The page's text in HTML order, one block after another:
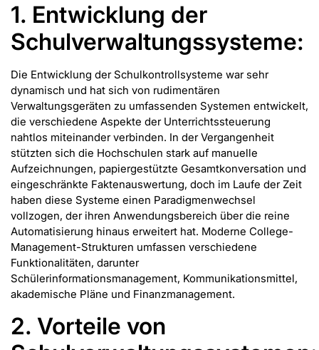
1. Entwicklung der
Schulverwaltungssysteme:
Die Entwicklung der Schulkontrollsysteme war sehr
dynamisch und hat sich von rudimentären
Verwaltungsgeräten zu umfassenden Systemen entwickelt,
die verschiedene Aspekte der Unterrichtssteuerung
nahtlos miteinander verbinden. In der Vergangenheit
stützten sich die Hochschulen stark auf manuelle
Aufzeichnungen, papiergestützte Gesamtkonversation und
eingeschränkte Faktenauswertung, doch im Laufe der Zeit
haben diese Systeme einen Paradigmenwechsel
vollzogen, der ihren Anwendungsbereich über die reine
Automatisierung hinaus erweitert hat. Moderne College-
Management-Strukturen umfassen verschiedene
Funktionalitäten, darunter
Schülerinformationsmanagement, Kommunikationsmittel,
akademische Pläne und Finanzmanagement.
2. Vorteile von